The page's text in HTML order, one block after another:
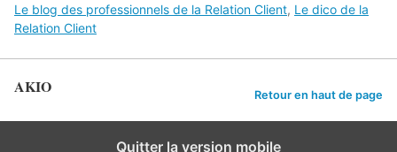
Le blog des professionnels de la Relation Client, Le dico de la
Relation Client
AKIO Retour en haut de page
Quitter la version mobile